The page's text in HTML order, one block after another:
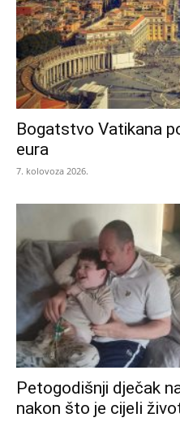
Bogatstvo Vatikana
eura
7. kolovoza 2026.
Petogodišnji dječak
nakon što je cijeli